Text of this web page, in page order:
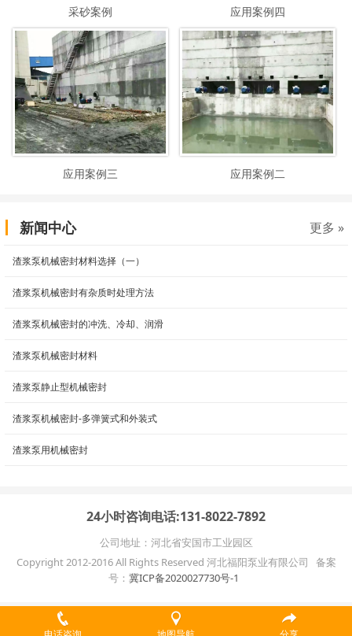
采砂案例 应用案例四
应用案例三 应用案例二
新闻中心 更多 »
渣浆泵机械密封材料选择（一）
渣浆泵机械密封有杂质时处理方法
渣浆泵机械密封的冲洗、冷却、润滑
渣浆泵机械密封材料
渣浆泵静止型机械密封
渣浆泵机械密封-多弹簧式和外装式
渣浆泵用机械密封
24小时咨询电话:131-8022-7892
公司地址：河北省安国市工业园区
Copyright 2012-2016 All Rights Reserved 河北福阳泵业有限公司 备案
号： 冀ICP备2020027730号-1